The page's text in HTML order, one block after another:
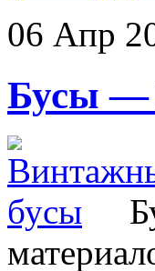
06 Апр
Бусы —